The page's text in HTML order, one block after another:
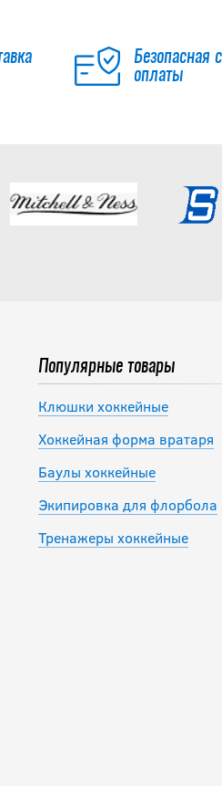
Безопасная
оплаты
Популярные товары
Клюшки хоккейные
Хоккейная форма вратаря
Баулы хоккейные
Экипировка для флорбола
Тренажеры хоккейные